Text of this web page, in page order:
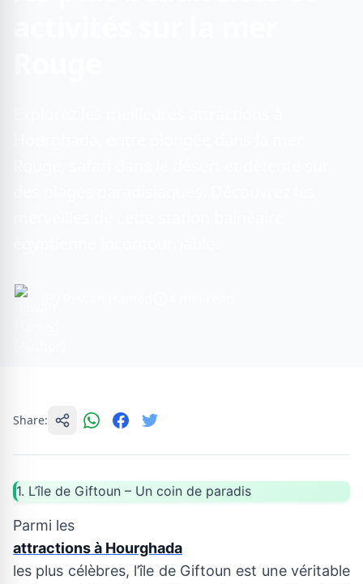
Share:
1. L’île de Giftoun – Un coin de paradis
Parmi les
attractions à Hourghada
les plus célèbres, l’île de Giftoun est une véritable